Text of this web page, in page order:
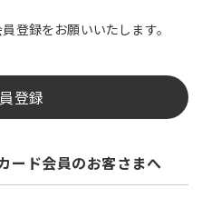
登録をお願いいたします。
登録
ード会員のお客さまへ